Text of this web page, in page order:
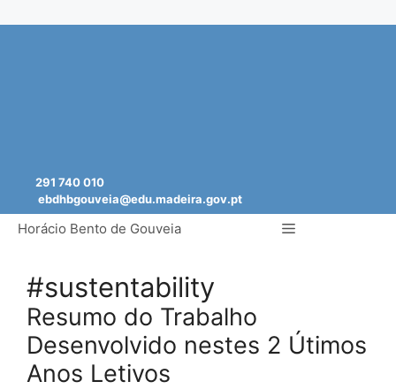
291 740 010
ebdhbgouveia@edu.madeira.gov.pt
Horácio Bento de Gouveia Menu
#sustentability
Resumo do Trabalho
Desenvolvido nestes 2 Útimos
Anos Letivos